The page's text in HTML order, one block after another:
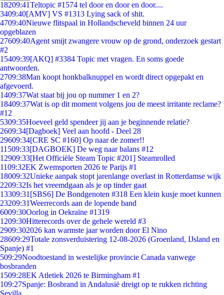
18209:41Teltopic #1574 tel door en door en door....
3409:40[AMV] VS #1313 Lying sack of shit.
4709:40Nieuwe flitspaal in Hollandscheveld binnen 24 uur
opgeblazen
27609:40Agent smijt zwangere vrouw op de grond, onderzoek gestart
#2
15409:39[AKQ] #3384 Topic met vragen. En soms goede
antwoorden.
2709:38Man koopt honkbalknuppel en wordt direct opgepakt en
afgevoerd.
1409:37Wat staat bij jou op nummer 1 en 2?
18409:37Wat is op dit moment volgens jou de meest irritante reclame?
#12
5309:35Hoeveel geld spendeer jij aan je beginnende relatie?
2609:34[Dagboek] Veel aan hoofd - Deel 28
29609:34[CRE SC #160] Op naar de zomer!!
11509:33[DAGBOEK] De weg naar balans #12
12909:33[Het Officiële Steam Topic #201] Steamrolled
1109:32EK Zwemsporten 2026 te Parijs #1
18009:32Unieke aanpak stopt jarenlange overlast in Rotterdamse wijk
2209:32Is het vreemdgaan als je op tinder gaat
13309:31 [SBS6] De Bondgenoten #318 Een klein kusje moet kunnen
23209:31Weerrecords aan de lopende band
6009:30Oorlog in Oekraïne #1319
1209:30Hitterecords over de gehele wereld #3
2909:302026 kan warmste jaar worden door El Nino
28609:29Totale zonsverduistering 12-08-2026 (Groenland, IJsland en
Spanje) #1
509:29Noodtoestand in westelijke provincie Canada vanwege
bosbranden
1509:28EK Atletiek 2026 te Birmingham #1
109:27Spanje: Bosbrand in Andalusië dreigt op te rukken richting
Sevilla